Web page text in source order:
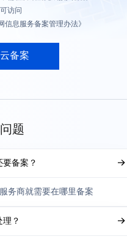
访问
息服务备案管理办法》
备案
题
备案？
务商就需要在哪里备案
？